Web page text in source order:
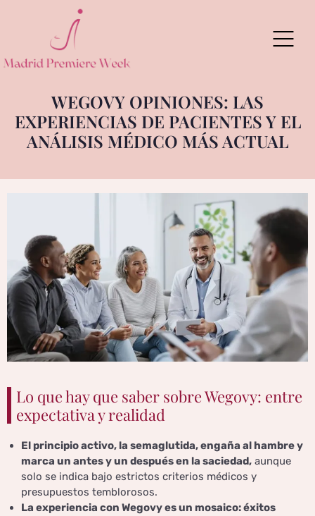
WEGOVY OPINIONES: LAS
EXPERIENCIAS DE PACIENTES Y EL
ANÁLISIS MÉDICO MÁS ACTUAL
Lo que hay que saber sobre Wegovy: entre
expectativa y realidad
El principio activo, la semaglutida, engaña al hambre y
marca un antes y un después en la saciedad, aunque
solo se indica bajo estrictos criterios médicos y
presupuestos temblorosos.
La experiencia con Wegovy es un mosaico: éxitos